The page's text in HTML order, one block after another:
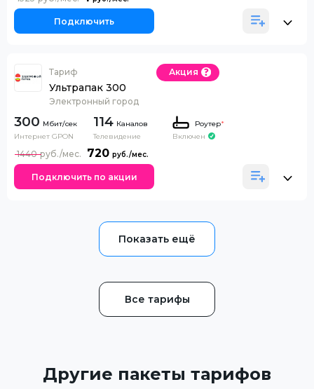
Подключить
Тариф
Ультрапак 300
Электронный город
Акция
300
Интернет GPON
114 Каналов
Телевидение
Роутер*
Включен
720
1440
Подключить по акции
Все тарифы
Другие пакеты тарифов